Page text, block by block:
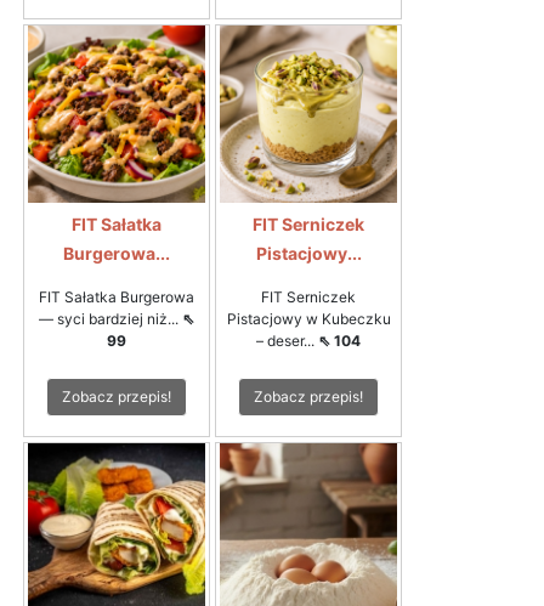
FIT Sałatka
Burgerowa...
FIT Sałatka Burgerowa
— syci bardziej niż... ⇖
99
Zobacz przepis!
FIT Serniczek
Pistacjowy...
FIT Serniczek
Pistacjowy w Kubeczku
– deser... ⇖ 104
Zobacz przepis!